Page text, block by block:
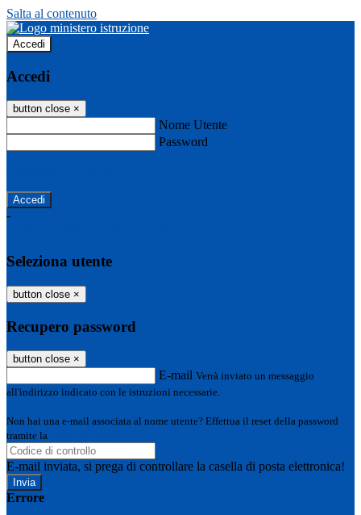
Salta al contenuto
Accedi
Accedi
button close ×
Nome Utente
Password
-
Seleziona utente
button close ×
Recupero password
button close ×
E-mail Verrà inviato un messaggio
all'indirizzo indicato con le istruzioni necessarie.
Non hai una e-mail associata al nome utente? Effettua il reset della password
tramite la
E-mail inviata, si prega di controllare la casella di posta elettronica!
Errore